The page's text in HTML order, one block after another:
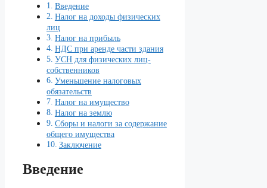
Введение
Налог на доходы физических
лиц
Налог на прибыль
НДС при аренде части здания
УСН для физических лиц-
собственников
Уменьшение налоговых
обязательств
Налог на имущество
Налог на землю
Сборы и налоги за содержание
общего имущества
Заключение
Введение